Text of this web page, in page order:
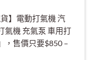
】電動打氣機 汽
氣機 充氣泵 車用打
，售價只要$850 –